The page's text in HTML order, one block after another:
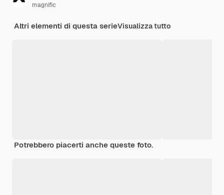
magnific
Altri elementi di questa serieVisualizza tutto
Potrebbero piacerti anche queste foto.